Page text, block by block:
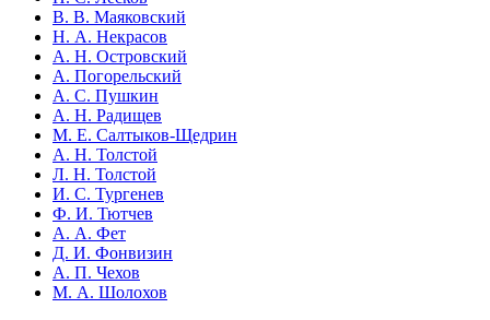
В. В. Маяковский
Н. А. Некрасов
А. Н. Островский
А. Погорельский
А. С. Пушкин
А. Н. Радищев
М. Е. Салтыков-Щедрин
А. Н. Толстой
Л. Н. Толстой
И. С. Тургенев
Ф. И. Тютчев
А. А. Фет
Д. И. Фонвизин
А. П. Чехов
М. А. Шолохов